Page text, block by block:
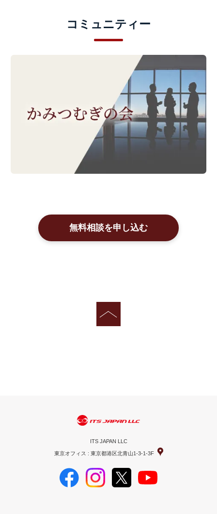
コミュニティー
無料相談を申し込む
ITS JAPAN LLC
東京オフィス : 東京都港区北青山1-3-1-3F